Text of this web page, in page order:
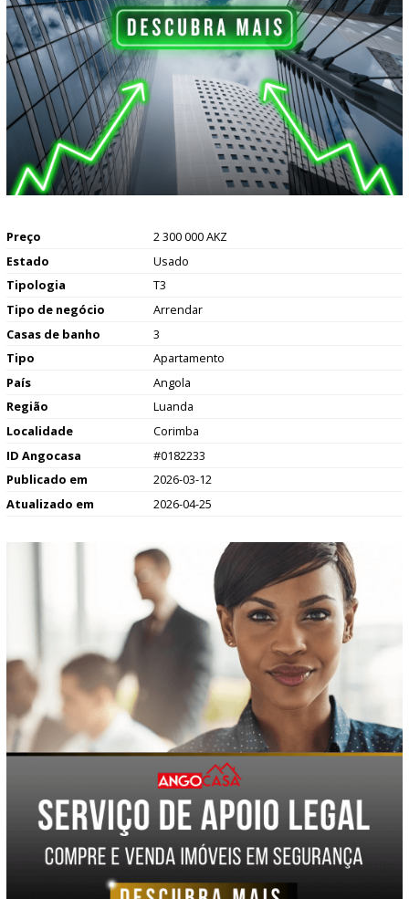
Preço
2 300 000 AKZ
Estado
Usado
Tipologia
T3
Tipo de negócio
Arrendar
Casas de banho
3
Tipo
Apartamento
País
Angola
Região
Luanda
Localidade
Corimba
ID Angocasa
#0182233
Publicado em
2026-03-12
Atualizado em
2026-04-25